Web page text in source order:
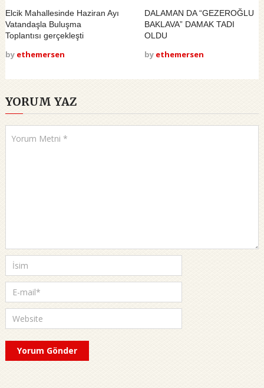
Elcik Mahallesinde Haziran Ayı
Vatandaşla Buluşma
Toplantısı gerçekleşti
by ethemersen
DALAMAN DA “GEZEROĞLU
BAKLAVA” DAMAK TADI
OLDU
by ethemersen
YORUM YAZ